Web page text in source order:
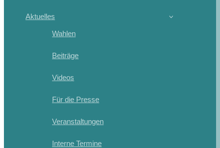
Aktuelles
Wahlen
Beiträge
Videos
Für die Presse
Veranstaltungen
Interne Termine